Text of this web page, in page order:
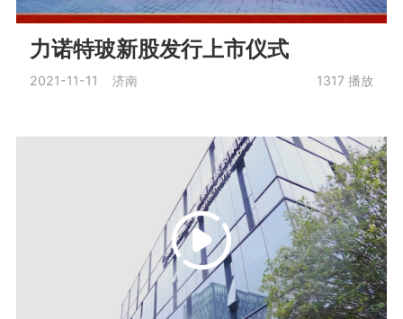
力诺特玻新股发行上市仪式
2021-11-11 济南 1317 播放